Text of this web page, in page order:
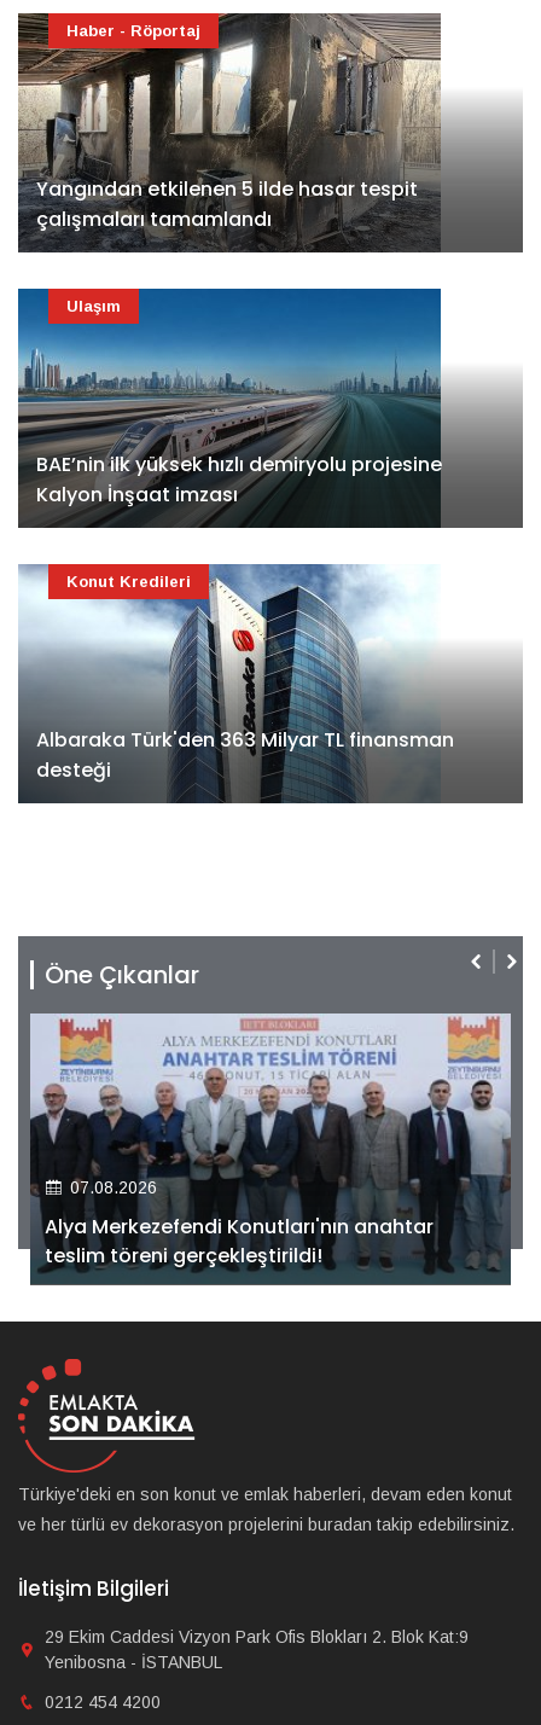
Yangından etkilenen 5 ilde hasar tespit
çalışmaları tamamlandı
Haber - Röportaj
BAE’nin ilk yüksek hızlı demiryolu projesine
Kalyon İnşaat imzası
Ulaşım
Albaraka Türk'den 363 Milyar TL finansman
desteği
Konut Kredileri
Öne Çıkanlar
07.08.2026
Alya Merkezefendi Konutları'nın anahtar
teslim töreni gerçekleştirildi!
Türkiye'deki en son konut ve emlak haberleri, devam eden konut
ve her türlü ev dekorasyon projelerini buradan takip edebilirsiniz.
İletişim Bilgileri
29 Ekim Caddesi Vizyon Park Ofis Blokları 2. Blok Kat:9
Yenibosna - İSTANBUL
0212 454 4200